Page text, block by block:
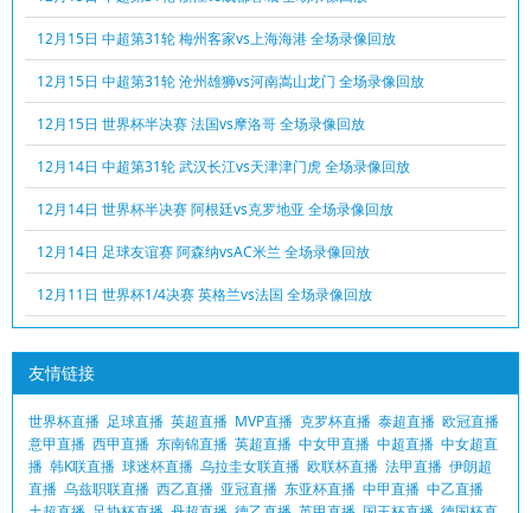
12月15日 中超第31轮 梅州客家vs上海海港 全场录像回放
12月15日 中超第31轮 沧州雄狮vs河南嵩山龙门 全场录像回放
12月15日 世界杯半决赛 法国vs摩洛哥 全场录像回放
12月14日 中超第31轮 武汉长江vs天津津门虎 全场录像回放
12月14日 世界杯半决赛 阿根廷vs克罗地亚 全场录像回放
12月14日 足球友谊赛 阿森纳vsAC米兰 全场录像回放
12月11日 世界杯1/4决赛 英格兰vs法国 全场录像回放
友情链接
世界杯直播 足球直播 英超直播 MVP直播 克罗杯直播 泰超直播 欧冠直播
意甲直播 西甲直播 东南锦直播 英超直播 中女甲直播 中超直播 中女超直
播 韩K联直播 球迷杯直播 乌拉圭女联直播 欧联杯直播 法甲直播 伊朗超
直播 乌兹职联直播 西乙直播 亚冠直播 东亚杯直播 中甲直播 中乙直播